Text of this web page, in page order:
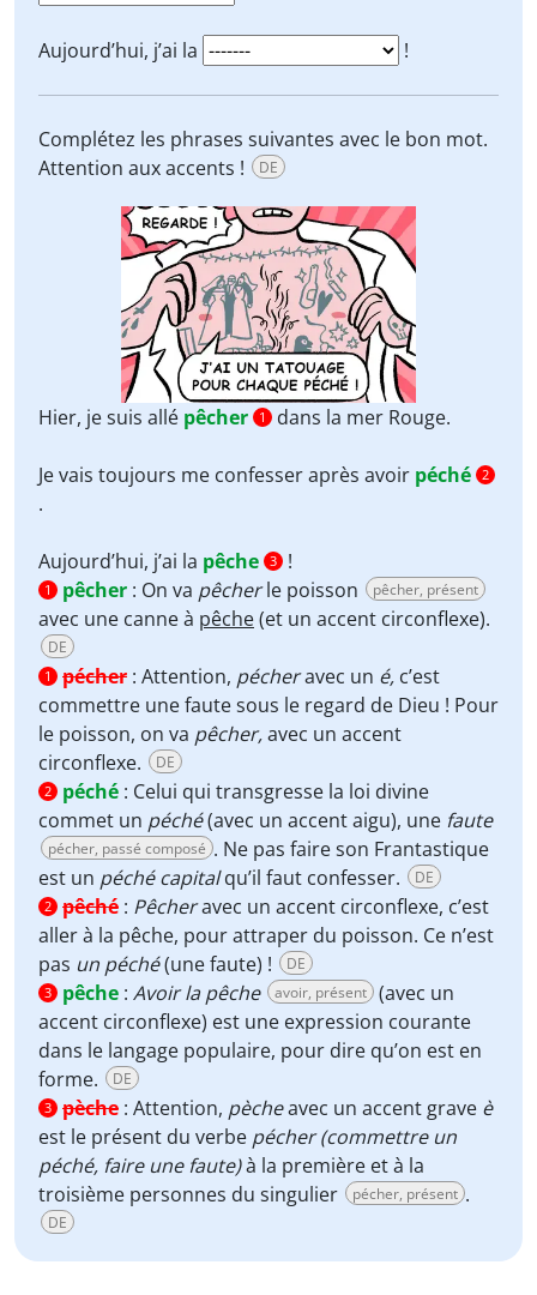
Aujourd’hui, j’ai la !
Complétez les phrases suivantes avec le bon mot.
Attention aux accents !
DE
Hier, je suis allé pêcher 1 dans la mer Rouge.
Je vais toujours me confesser après avoir péché 2
.
Aujourd’hui, j’ai la pêche 3 !
1 pêcher : On va pêcherle poisson pêcher, présent
avec une canne à pêche(et un accent circonflexe).
DE
1 pécher : Attention, pécheravec un é, c’est
commettre une faute sous le regard de Dieu ! Pour
le poisson, on va pêcher,avec un accent
circonflexe.
DE
2 péché : Celui qui transgresse la loi divine
commet un péché(avec un accent aigu), une faute
pécher, passé composé . Ne pas faire son Frantastique
est un péché capitalqu’il faut confesser. DE
2 pêché : Pêcheravec un accent circonflexe, c’est
aller à la pêche, pour attraper du poisson. Ce n’est
pas un péché(une faute) ! DE
3 pêche : Avoir la pêche avoir, présent (avec un
accent circonflexe) est une expression courante
dans le langage populaire, pour dire qu’on est en
forme.
DE
3 pèche : Attention, pècheavec un accent grave è
est le présent du verbe pécher (commettre un
péché, faire une faute)à la première et à la
troisième personnes du singulier
pécher, présent .
DE